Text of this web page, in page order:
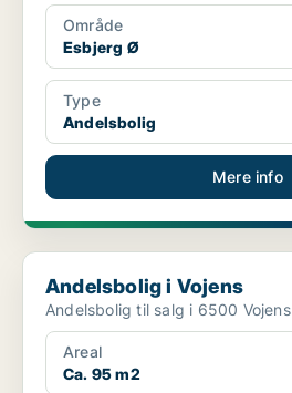
Område
Esbjerg Ø
Type
Andelsbolig
Mere info
Andelsbolig i Vojens
Andelsbolig i Vojens
Andelsbolig til salg i 6500 Vojens
Areal
Ca. 95 m2